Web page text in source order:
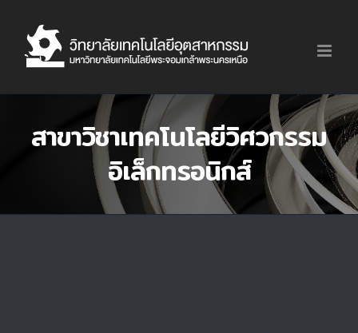
content
สาขาวิชาเทคโนโลยีวิศวกรรม
อิเล็กทรอนิกส์